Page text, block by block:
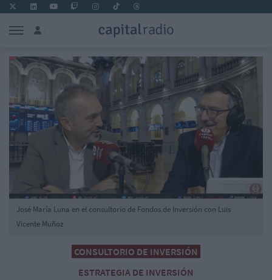
CONSULTORIO DE INVERSIÓN
ESTRATEGIA DE INVERSIÓN
José María Luna en el consultorio de Fondos de Inversión con Luis
Vicente Muñoz